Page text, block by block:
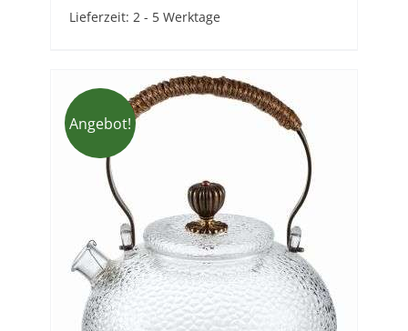
Lieferzeit: 2 - 5 Werktage
Angebot!